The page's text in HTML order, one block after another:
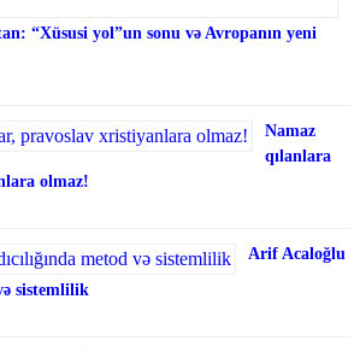
“Xüsusi yol”un sonu və Avropanın yeni
Namaz
qılanlara
olmaz!
Arif Acaloğlu
sistemlilik